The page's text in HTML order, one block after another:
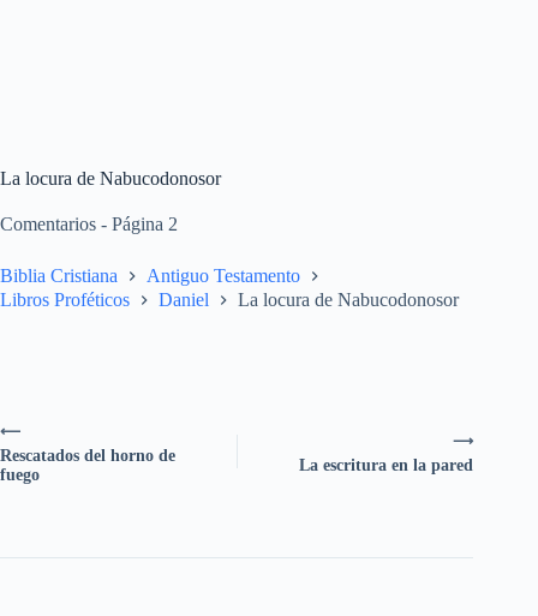
La locura de Nabucodonosor
Comentarios - Página 2
Biblia Cristiana
Antiguo Testamento
Libros Proféticos
Daniel La locura de Nabucodonosor
⟶
La escritura en la pared
⟵
Rescatados del horno de
fuego